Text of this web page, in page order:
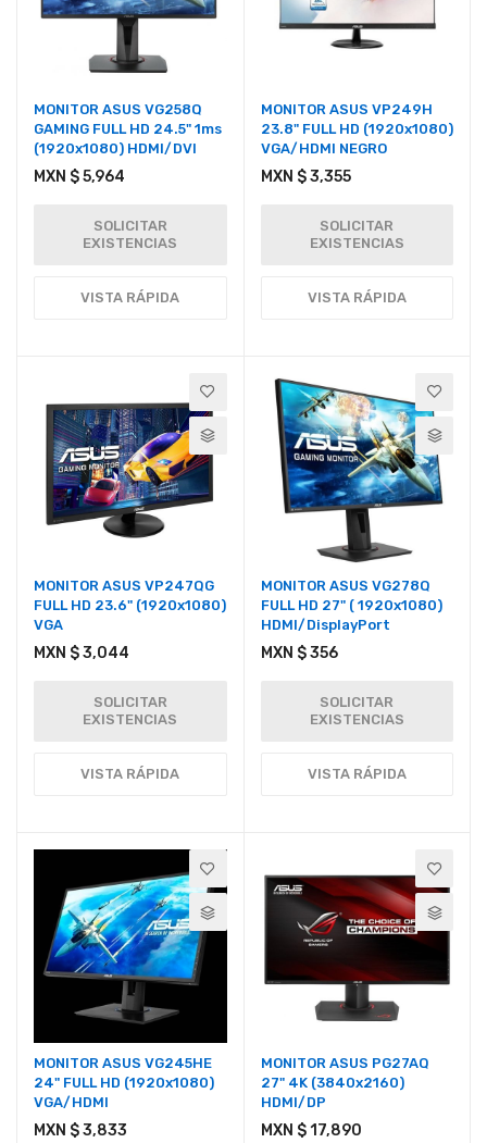
MONITOR ASUS VG258Q
GAMING FULL HD 24.5" 1ms
(1920x1080) HDMI/DVI
MXN $ 5,964
SOLICITAR
EXISTENCIAS
VISTA RÁPIDA
MONITOR ASUS VP249H
23.8" FULL HD (1920x1080)
VGA/HDMI NEGRO
MXN $ 3,355
SOLICITAR
EXISTENCIAS
VISTA RÁPIDA
MONITOR ASUS VP247QG
FULL HD 23.6" (1920x1080)
VGA
MXN $ 3,044
SOLICITAR
EXISTENCIAS
VISTA RÁPIDA
MONITOR ASUS VG278Q
FULL HD 27" ( 1920x1080)
HDMI/DisplayPort
MXN $ 356
SOLICITAR
EXISTENCIAS
VISTA RÁPIDA
MONITOR ASUS VG245HE
24" FULL HD (1920x1080)
VGA/HDMI
MXN $ 3,833
MONITOR ASUS PG27AQ
27" 4K (3840x2160)
HDMI/DP
MXN $ 17,890